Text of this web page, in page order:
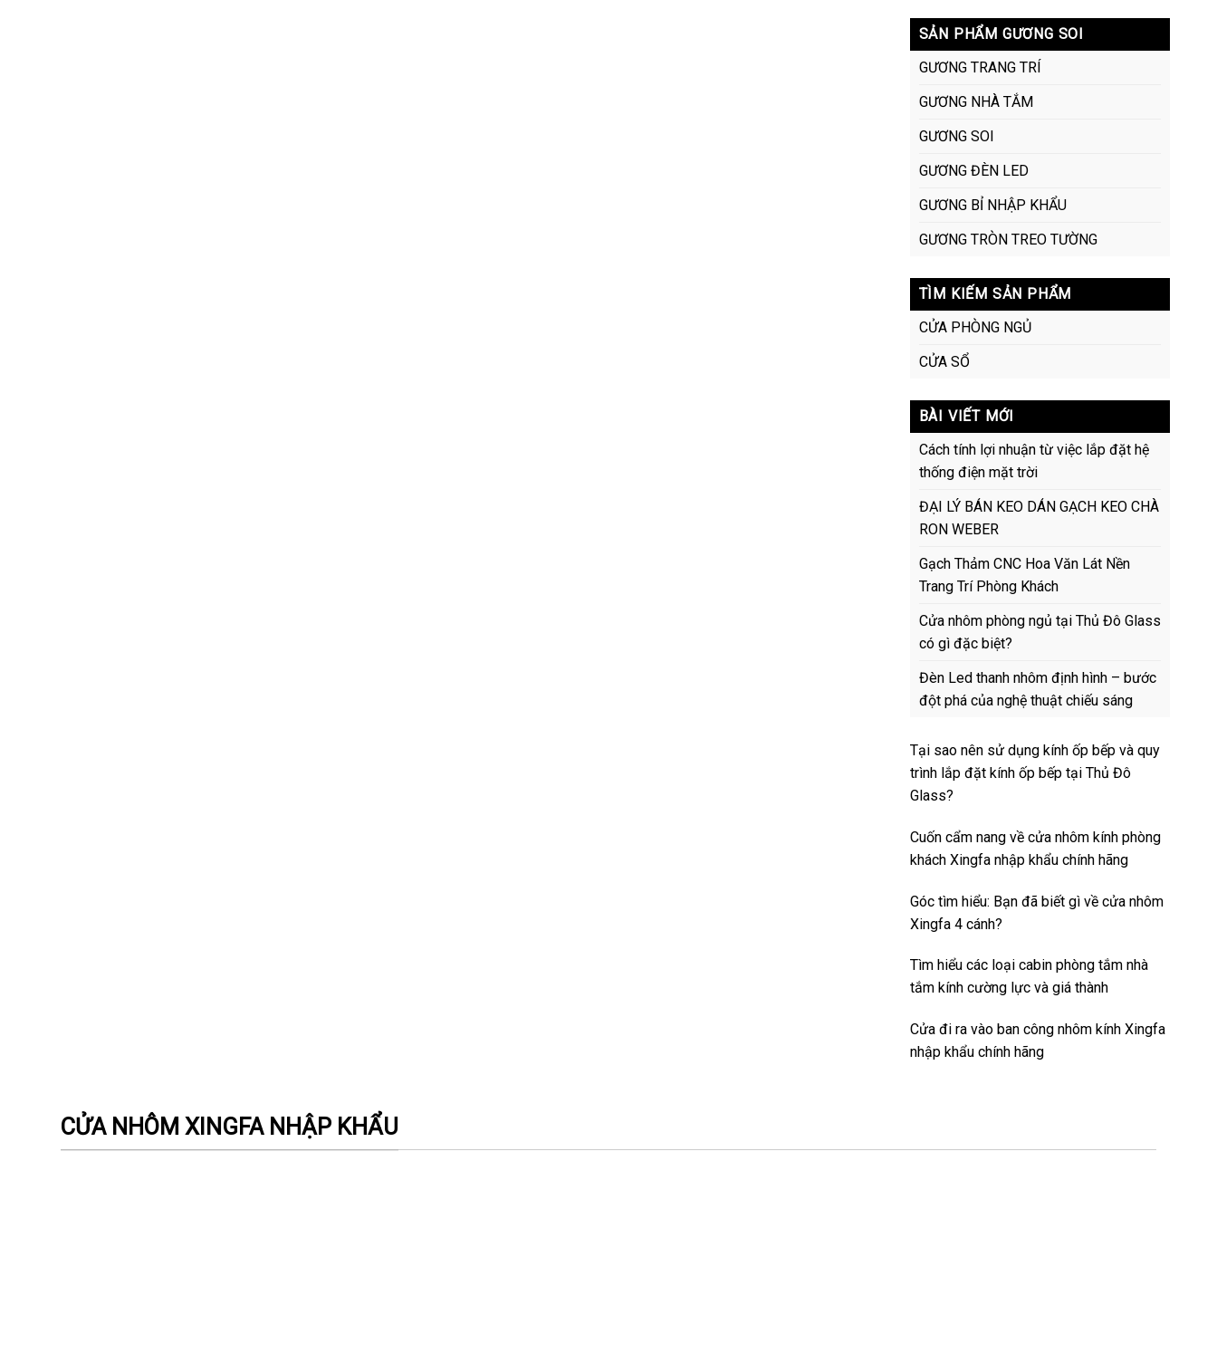
SẢN PHẨM GƯƠNG SOI
GƯƠNG TRANG TRÍ
GƯƠNG NHÀ TẮM
GƯƠNG SOI
GƯƠNG ĐÈN LED
GƯƠNG BỈ NHẬP KHẨU
GƯƠNG TRÒN TREO TƯỜNG
TÌM KIẾM SẢN PHẨM
CỬA PHÒNG NGỦ
CỬA SỔ
BÀI VIẾT MỚI
Cách tính lợi nhuận từ việc lắp đặt hệ
thống điện mặt trời
ĐẠI LÝ BÁN KEO DÁN GẠCH KEO CHÀ
RON WEBER
Gạch Thảm CNC Hoa Văn Lát Nền
Trang Trí Phòng Khách
Cửa nhôm phòng ngủ tại Thủ Đô Glass
có gì đặc biệt?
Đèn Led thanh nhôm định hình – bước
đột phá của nghệ thuật chiếu sáng
Tại sao nên sử dụng kính ốp bếp và quy
trình lắp đặt kính ốp bếp tại Thủ Đô
Glass?
Cuốn cẩm nang về cửa nhôm kính phòng
khách Xingfa nhập khẩu chính hãng
Góc tìm hiểu: Bạn đã biết gì về cửa nhôm
Xingfa 4 cánh?
Tìm hiểu các loại cabin phòng tắm nhà
tắm kính cường lực và giá thành
Cửa đi ra vào ban công nhôm kính Xingfa
nhập khẩu chính hãng
CỬA NHÔM XINGFA NHẬP KHẨU